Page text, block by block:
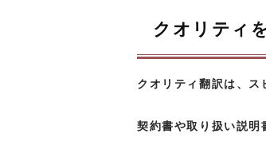
クオリティ
クオリティ翻訳は、ス
契約書や取り扱い説明